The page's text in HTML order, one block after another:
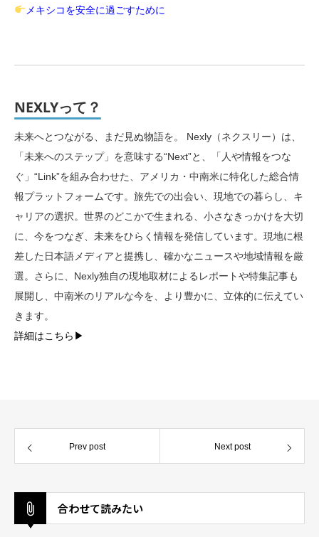
メキシコを安全に過ごすために
NEXLYって？
未来へとつながる、まだ見ぬ物語を。 Nexly（ネクスリー）は、
「未来へのステップ」を意味する“Next”と、「人や情報をつな
ぐ」“Link”を組み合わせた、アメリカ・中南米に特化した総合情
報プラットフォームです。旅先での出会い、現地での暮らし、キ
ャリアの選択。世界のどこかで生まれる、小さなきっかけを大切
に、今をつなぎ、未来をひらく情報を発信しています。現地に根
差した日本語メディアと提携し、確かなニュースや地域情報を厳
選。さらに、Nexly独自の現地取材によるレポートや特集記事も
展開し、中南米のリアルな今を、より豊かに、立体的に伝えてい
きます。
詳細はこちら▶︎
Prev post Next post
合わせて読みたい